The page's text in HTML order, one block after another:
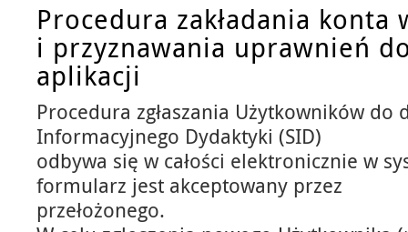
Procedura zakładania konta
i przyznawania uprawnień
aplikacji
Procedura zgłaszania Użytkowników do
Informacyjnego Dydaktyki (SID)
odbywa się w całości elektronicznie w
formularz jest akceptowany przez
przełożonego.